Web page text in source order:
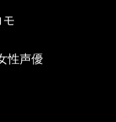
モ
性声優